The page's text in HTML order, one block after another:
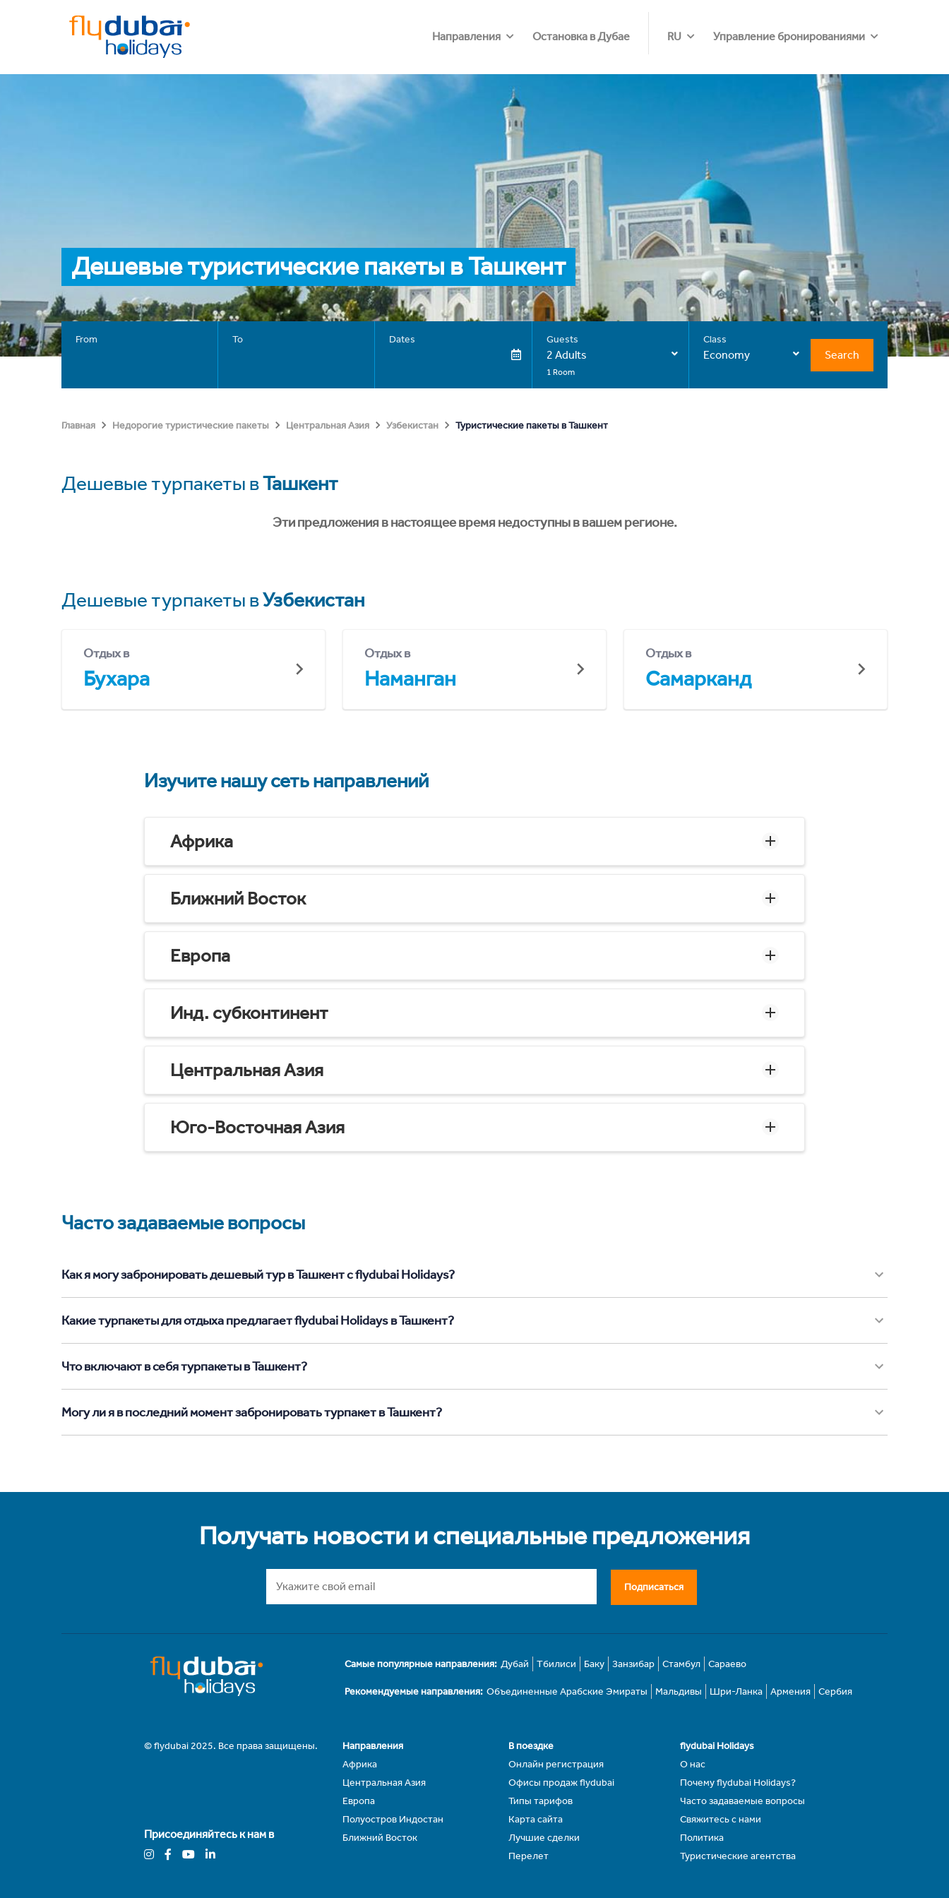
Направления Остановка в Дубае RU Управление бронированиями
Дешевые туристические пакеты в Ташкент
From To Dates Guests
2 Adults
1 Room
Class
Economy Search
Главная Недорогие туристические пакеты Центральная Азия Узбекистан Туристические пакеты в Ташкент
Дешевые турпакеты вТашкент
Эти предложения в настоящее время недоступны в вашем регионе.
Дешевые турпакеты вУзбекистан
Отдых в
Бухара
Отдых в
Наманган
Отдых в
Самарканд
Изучите нашу сеть направлений
Африка
Ближний Восток
Европа
Инд. субконтинент
Центральная Азия
Юго-Восточная Азия
Часто задаваемые вопросы
Как я могу забронировать дешевый тур в Ташкент с flydubai Holidays?
Какие турпакеты для отдыха предлагает flydubai Holidays в Ташкент?
Что включают в себя турпакеты в Ташкент?
Могу ли я в последний момент забронировать турпакет в Ташкент?
Получать новости и специальные предложения
Подписаться
Самые популярные направления: Дубай Тбилиси Баку Занзибар Стамбул Сараево
Рекомендуемые направления: Объединенные Арабские Эмираты Мальдивы Шри-Ланка Армения Сербия
© flydubai 2025. Все права защищены.
Присоединяйтесь к нам в
Направления
Африка
Центральная Азия
Европа
Полуостров Индостан
Ближний Восток
В поездке
Онлайн регистрация
Офисы продаж flydubai
Типы тарифов
Карта сайта
Лучшие сделки
Перелет
flydubai Holidays
О нас
Почему flydubai Holidays?
Часто задаваемые вопросы
Свяжитесь с нами
Политика
Туристические агентства